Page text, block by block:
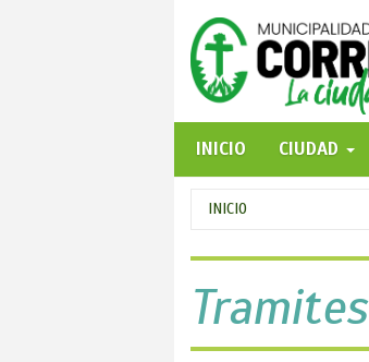
INICIO
CIUDAD
Se
encuentra
usted
aquí
INICIO
Tramites